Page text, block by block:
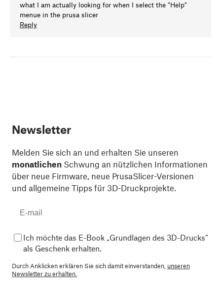
what I am actually looking for when I select the "Help"
menue in the prusa slicer
Reply
Newsletter
Melden Sie sich an und erhalten Sie unseren
monatlichen Schwung an nützlichen Informationen
über neue Firmware, neue PrusaSlicer-Versionen
und allgemeine Tipps für 3D-Druckprojekte.
Ich möchte das E-Book „Grundlagen des 3D-Drucks“
als Geschenk erhalten.
Durch Anklicken erklären Sie sich damit einverstanden, unseren
Newsletter zu erhalten.